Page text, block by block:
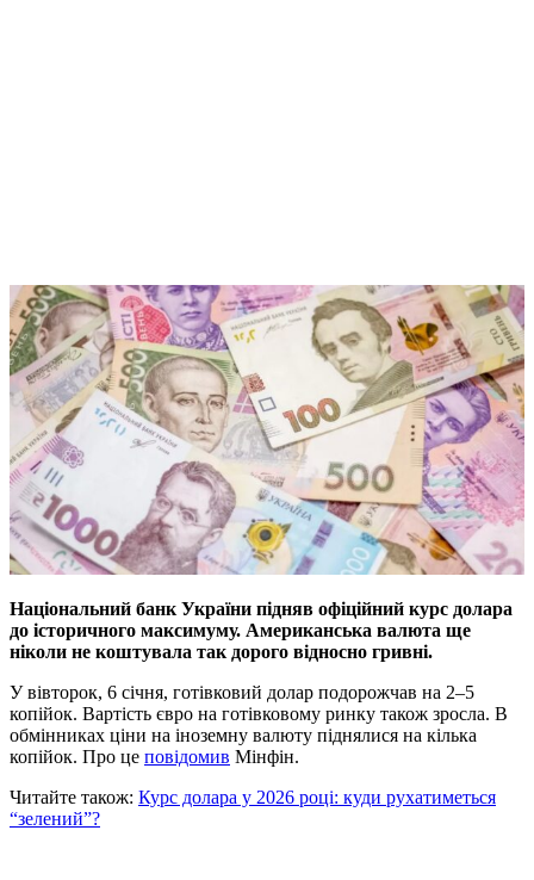
Національний банк України підняв офіційний курс долара
до історичного максимуму. Американська валюта ще
ніколи не коштувала так дорого відносно гривні.
У вівторок, 6 січня, готівковий долар подорожчав на 2–5
копійок. Вартість євро на готівковому ринку також зросла. В
обмінниках ціни на іноземну валюту піднялися на кілька
копійок. Про це повідомив Мінфін.
Читайте також: Курс долара у 2026 році: куди рухатиметься
“зелений”?